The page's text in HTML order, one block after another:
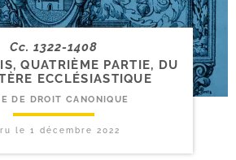
Cc. 1322-1408
QUATRIÈME PARTIE, DU
ECCLÉSIASTIQUE
DE DROIT CANONIQUE
le 1 décembre 2022